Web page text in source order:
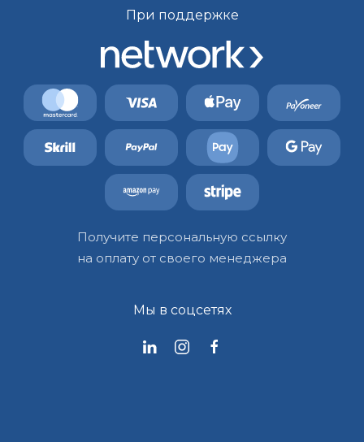
При поддержке
Получите персональную ссылку
на оплату от своего менеджера
Мы в соцсетях